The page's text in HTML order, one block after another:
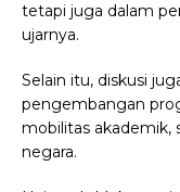
tetapi juga dalam
ujarnya.
Selain itu, diskusi
pengembangan
mobilitas akademik,
negara.